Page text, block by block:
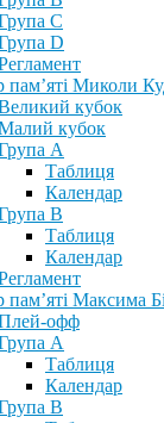
С
D
пам’яті Миколи
кубок
кубок
А
Таблиця
Календар
В
Таблиця
Календар
пам’яті Максима
офф
А
Таблиця
Календар
В